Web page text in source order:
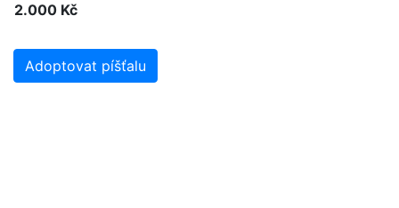
2.000 Kč
Adoptovat píšťalu